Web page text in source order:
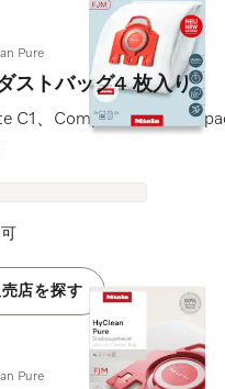
Pure
ストバッグ4 枚入り
C1、Compact C1、
売店を探す
Pure